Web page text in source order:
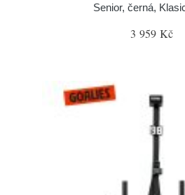
Senior, černá,
3 959 Kč